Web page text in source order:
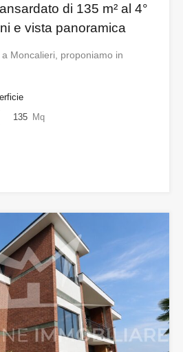
di 135 m² al 4°
e vista panoramica
Moncalieri, proponiamo in
135 Mq